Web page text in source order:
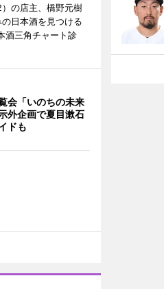
の店主、橋野元樹
日本酒を見つける
酒三角チャート診
会「いのちの未来
外企画で夏目漱石
ドも